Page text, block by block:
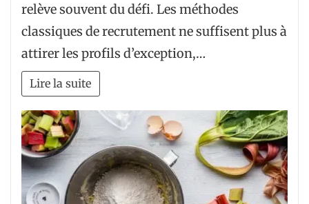
relève souvent du défi. Les méthodes
classiques de recrutement ne suffisent plus à
attirer les profils d’exception,…
Lire la suite